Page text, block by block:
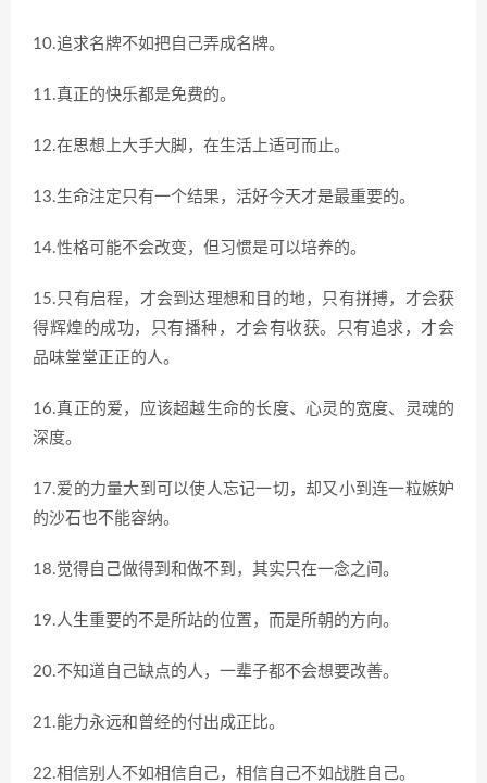
10.追求名牌不如把自己弄成名牌。
11.真正的快乐都是免费的。
12.在思想上大手大脚，在生活上适可而止。
13.生命注定只有一个结果，活好今天才是最重要的。
14.性格可能不会改变，但习惯是可以培养的。
15.只有启程，才会到达理想和目的地，只有拼搏，才会获
得辉煌的成功，只有播种，才会有收获。只有追求，才会
品味堂堂正正的人。
16.真正的爱，应该超越生命的长度、心灵的宽度、灵魂的
深度。
17.爱的力量大到可以使人忘记一切，却又小到连一粒嫉妒
的沙石也不能容纳。
18.觉得自己做得到和做不到，其实只在一念之间。
19.人生重要的不是所站的位置，而是所朝的方向。
20.不知道自己缺点的人，一辈子都不会想要改善。
21.能力永远和曾经的付出成正比。
22.相信别人不如相信自己，相信自己不如战胜自己。